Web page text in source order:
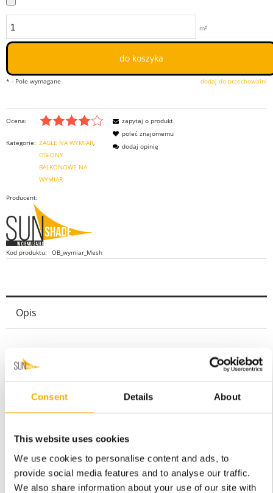
Consent Details About
This website uses cookies
We use cookies to personalise content and ads, to
provide social media features and to analyse our traffic.
We also share information about your use of our site with
m²
do koszyka
dodaj do przechowalni
* - Pole wymagane
Ocena:
Kategorie: ŻAGLE NA WYMIAR
OSŁONY
BALKONOWE NA
WYMIAR
Producent:
Kod produktu: OB_wymiar_Mesh
zapytaj o produkt
poleć znajomemu
dodaj opinię
Opis
wymiar w cenie
wiatr, promieniowanie UV, wilgoć, mróz,
ręcznie wykonany w Polsce, a nie masowa
produkcja z Chin,